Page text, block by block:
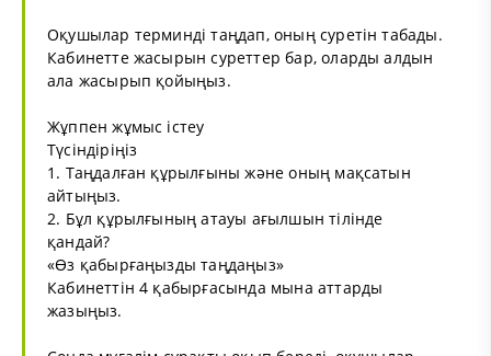
Оқушылар терминді таңдап, оның суретін табады.
Кабинетте жасырын суреттер бар, оларды алдын
ала жасырып қойыңыз.
Жұппен жұмыс істеу
Түсіндіріңіз
1. Таңдалған құрылғыны және оның мақсатын
айтыңыз.
2. Бұл құрылғының атауы ағылшын тілінде
қандай?
«Өз қабырғаңызды таңдаңыз»
Кабинеттін 4 қабырғасында мына аттарды
жазыңыз.